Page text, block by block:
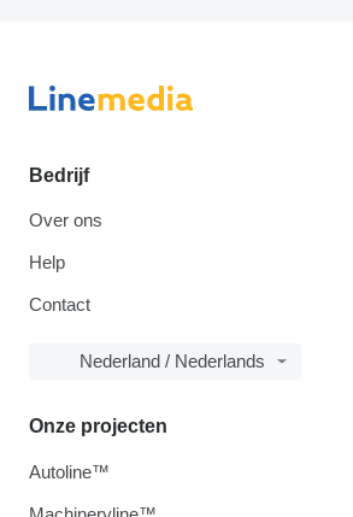
Bedrijf
Over ons
Help
Contact
Nederland / Nederlands
Onze projecten
Autoline™